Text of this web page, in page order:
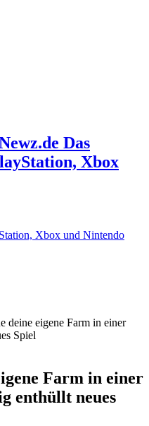
Das
Xbox
Xbox und Nintendo
deine eigene Farm in einer
Spiel
Farm in einer
enthüllt neues